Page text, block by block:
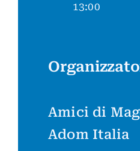
13:00
Amici di
Adom Italia